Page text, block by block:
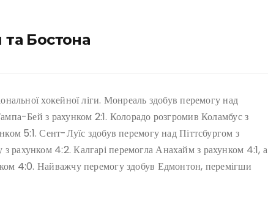
Бостона
хокейної ліги. Монреаль здобув перемогу над
Бей з рахунком 2:1. Колорадо розгромив Коламбус з
5:1. Сент-Луїс здобув перемогу над Піттсбургом з
4:2. Калгарі перемогла Анахайм з рахунком 4:1, а
4:0. Найважчу перемогу здобув Едмонтон, перемігши